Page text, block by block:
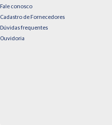
Fale conosco
Cadastro de Fornecedores
Dúvidas frequentes
Ouvidoria